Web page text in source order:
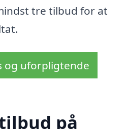
tre tilbud for at
og uforpligtende
på